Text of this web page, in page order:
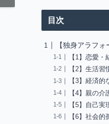
目次
【独身アラフ
【1】恋愛
【2】生活習
【3】経済的
【4】親の介
【5】自己実
【6】社会的